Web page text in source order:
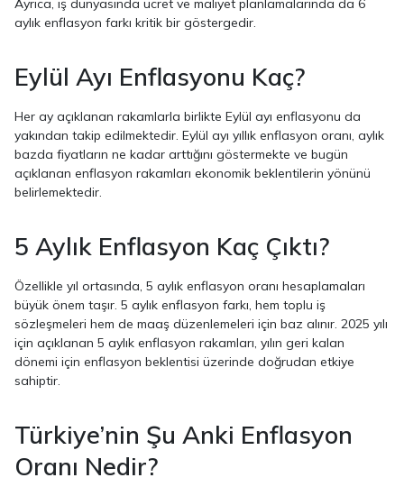
Ayrıca, iş dünyasında ücret ve maliyet planlamalarında da 6
aylık enflasyon farkı kritik bir göstergedir.
Eylül Ayı Enflasyonu Kaç?
Her ay açıklanan rakamlarla birlikte Eylül ayı enflasyonu da
yakından takip edilmektedir. Eylül ayı yıllık enflasyon oranı, aylık
bazda fiyatların ne kadar arttığını göstermekte ve bugün
açıklanan enflasyon rakamları ekonomik beklentilerin yönünü
belirlemektedir.
5 Aylık Enflasyon Kaç Çıktı?
Özellikle yıl ortasında, 5 aylık enflasyon oranı hesaplamaları
büyük önem taşır. 5 aylık enflasyon farkı, hem toplu iş
sözleşmeleri hem de maaş düzenlemeleri için baz alınır. 2025 yılı
için açıklanan 5 aylık enflasyon rakamları, yılın geri kalan
dönemi için enflasyon beklentisi üzerinde doğrudan etkiye
sahiptir.
Türkiye’nin Şu Anki Enflasyon
Oranı Nedir?